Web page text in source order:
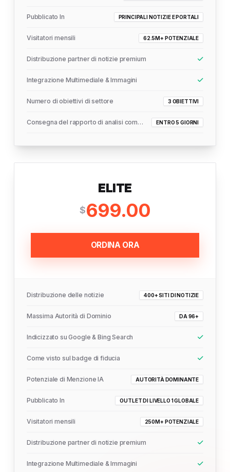
Pubblicato In PRINCIPALI NOTIZIE E PORTALI
Visitatori mensili 62.5M+ POTENZIALE
Distribuzione partner di notizie premium
Integrazione Multimediale & Immagini
Numero di obiettivi di settore 3 OBIETTIVI
Consegna del rapporto di analisi completo ENTRO 5 GIORNI
ELITE
$699.00
ORDINA ORA
Distribuzione delle notizie 400+ SITI DI NOTIZIE
Massima Autorità di Dominio DA 96+
Indicizzato su Google & Bing Search
Come visto sul badge di fiducia
Potenziale di Menzione IA AUTORITÀ DOMINANTE
Pubblicato In OUTLET DI LIVELLO 1 GLOBALE
Visitatori mensili 250M+ POTENZIALE
Distribuzione partner di notizie premium
Integrazione Multimediale & Immagini